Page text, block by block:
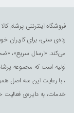
فروشگاه اینترنتی پرشام
رده‌ی سنی، برای کاربران
می‌کند. «ارسال سریع»،
اولیه است که مجموعه
، با رعایت این سه اصل
خدمات، به دایره‌ی فعالیت